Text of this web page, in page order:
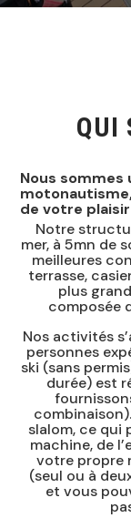
QUI
Nous
de votre
Notre
mer, à 5mn de
meilleures
terrasse,
plus
composée
Nos activités
personnes
ski (sans
durée) est
slalom, ce qui
machine, de
votre propre
(seul ou à
et vous